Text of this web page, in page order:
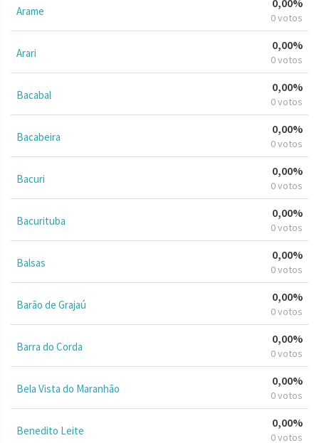
Arame 0 votos
Arari
0,00%
0 votos
Bacabal
0,00%
0 votos
Bacabeira
0,00%
0 votos
Bacuri
0,00%
0 votos
Bacurituba
0,00%
0 votos
Balsas
0,00%
0 votos
Barão de Grajaú
0,00%
0 votos
Barra do Corda
0,00%
0 votos
Bela Vista do Maranhão
0,00%
0 votos
Benedito Leite
0,00%
0 votos